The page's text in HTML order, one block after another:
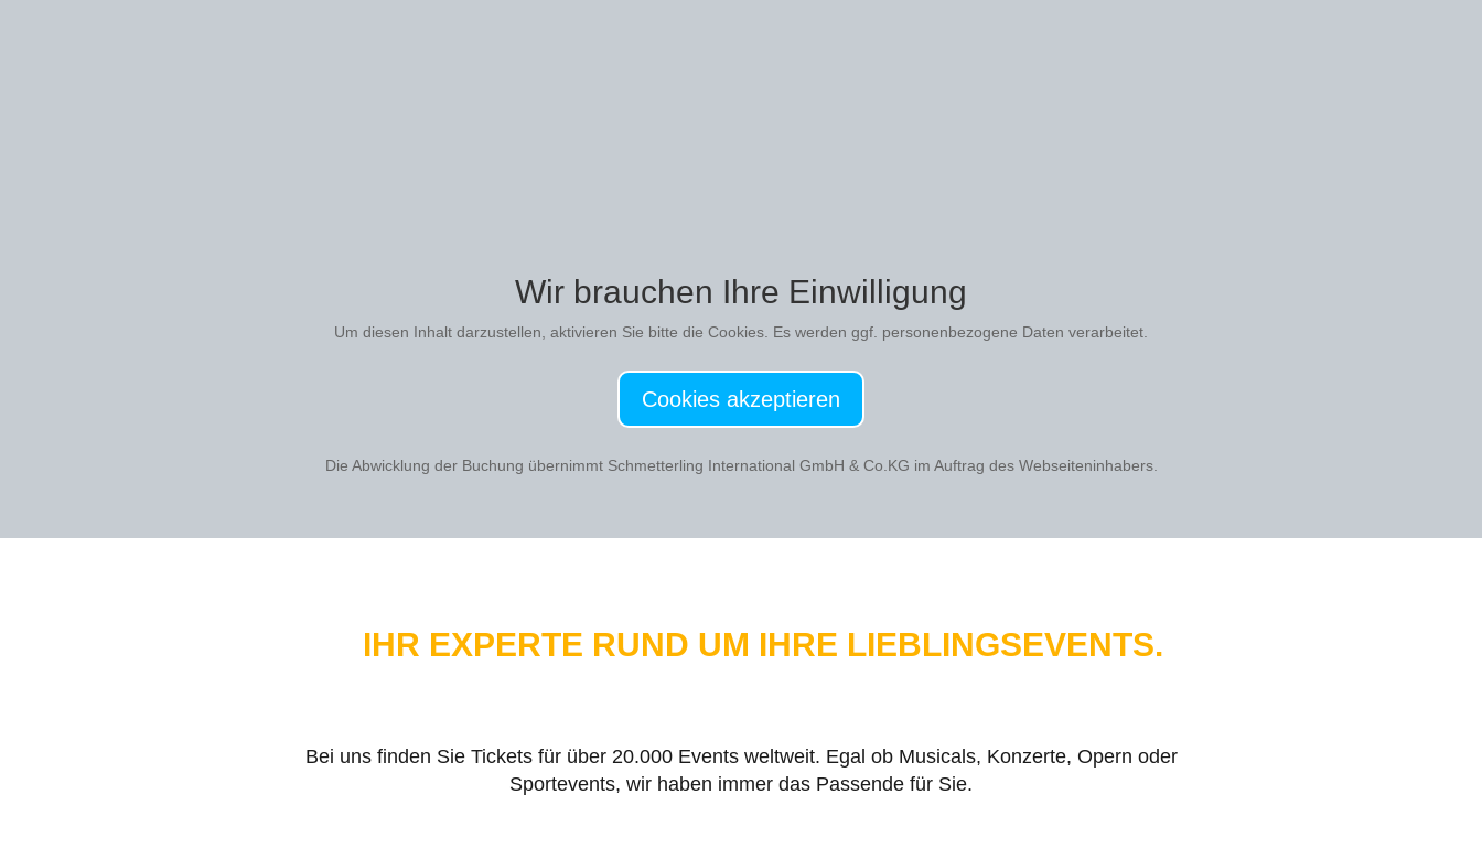
Wir brauchen Ihre Einwilligung
Um diesen Inhalt darzustellen, aktivieren Sie bitte die Cookies. Es werden ggf. personenbezogene Daten verarbeitet.
Cookies akzeptieren
Die Abwicklung der Buchung übernimmt Schmetterling International GmbH & Co.KG im Auftrag des Webseiteninhabers.
IHR EXPERTE RUND UM IHRE LIEBLINGSEVENTS.
Bei uns finden Sie Tickets für über 20.000 Events weltweit. Egal ob Musicals, Konzerte, Opern oder
Sportevents, wir haben immer das Passende für Sie.